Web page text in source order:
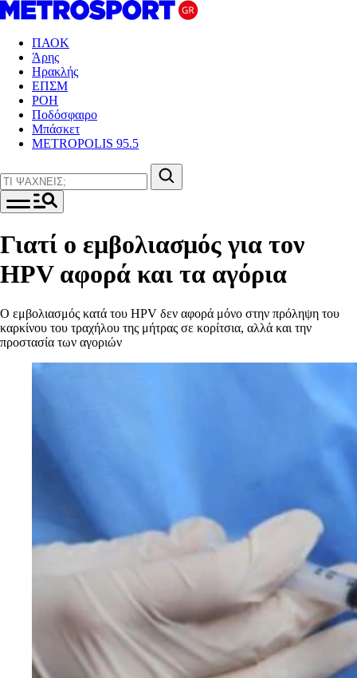
ΠΑΟΚ
Άρης
Ηρακλής
ΕΠΣΜ
ΡΟΗ
Ποδόσφαιρο
Μπάσκετ
METROPOLIS 95.5
Γιατί ο εμβολιασμός για τον
HPV αφορά και τα αγόρια
Ο εμβολιασμός κατά του HPV δεν αφορά μόνο στην πρόληψη του
καρκίνου του τραχήλου της μήτρας σε κορίτσια, αλλά και την
προστασία των αγοριών